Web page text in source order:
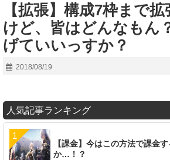
【拡張】構成7枠まで
けど、皆はどんなもん
げていいっすか？
2018/08/19
人気記事ランキング
【課金】今はこの方法で課金
か…！？